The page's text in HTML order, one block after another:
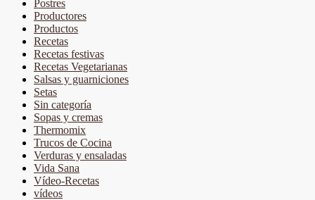
Postres
Productores
Productos
Recetas
Recetas festivas
Recetas Vegetarianas
Salsas y guarniciones
Setas
Sin categoría
Sopas y cremas
Thermomix
Trucos de Cocina
Verduras y ensaladas
Vida Sana
Vídeo-Recetas
vídeos